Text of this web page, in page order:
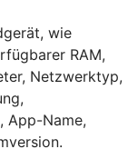
wie
RAM,
Netzwerktyp,
App-Name,